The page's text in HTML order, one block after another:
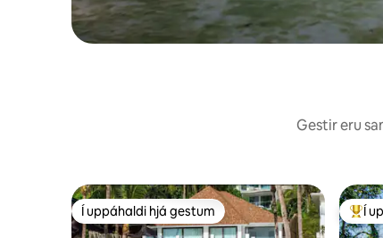
Gestir eru
Í uppáhaldi hjá gestum
Í uppáhaldi hjá gestum Í Í